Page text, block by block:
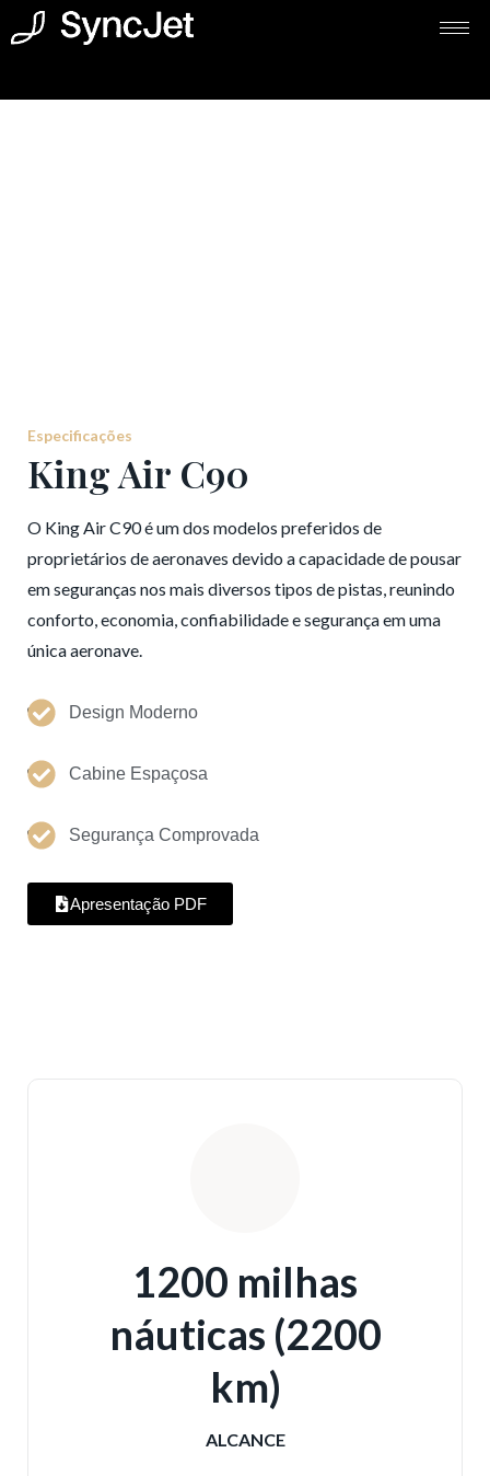
Especificações
King Air C90
O King Air C90 é um dos modelos preferidos de
proprietários de aeronaves devido a capacidade de pousar
em seguranças nos mais diversos tipos de pistas, reunindo
conforto, economia, confiabilidade e segurança em uma
única aeronave.
Design Moderno
Cabine Espaçosa
Segurança Comprovada
Apresentação PDF
1200 milhas
náuticas (2200
km)
ALCANCE